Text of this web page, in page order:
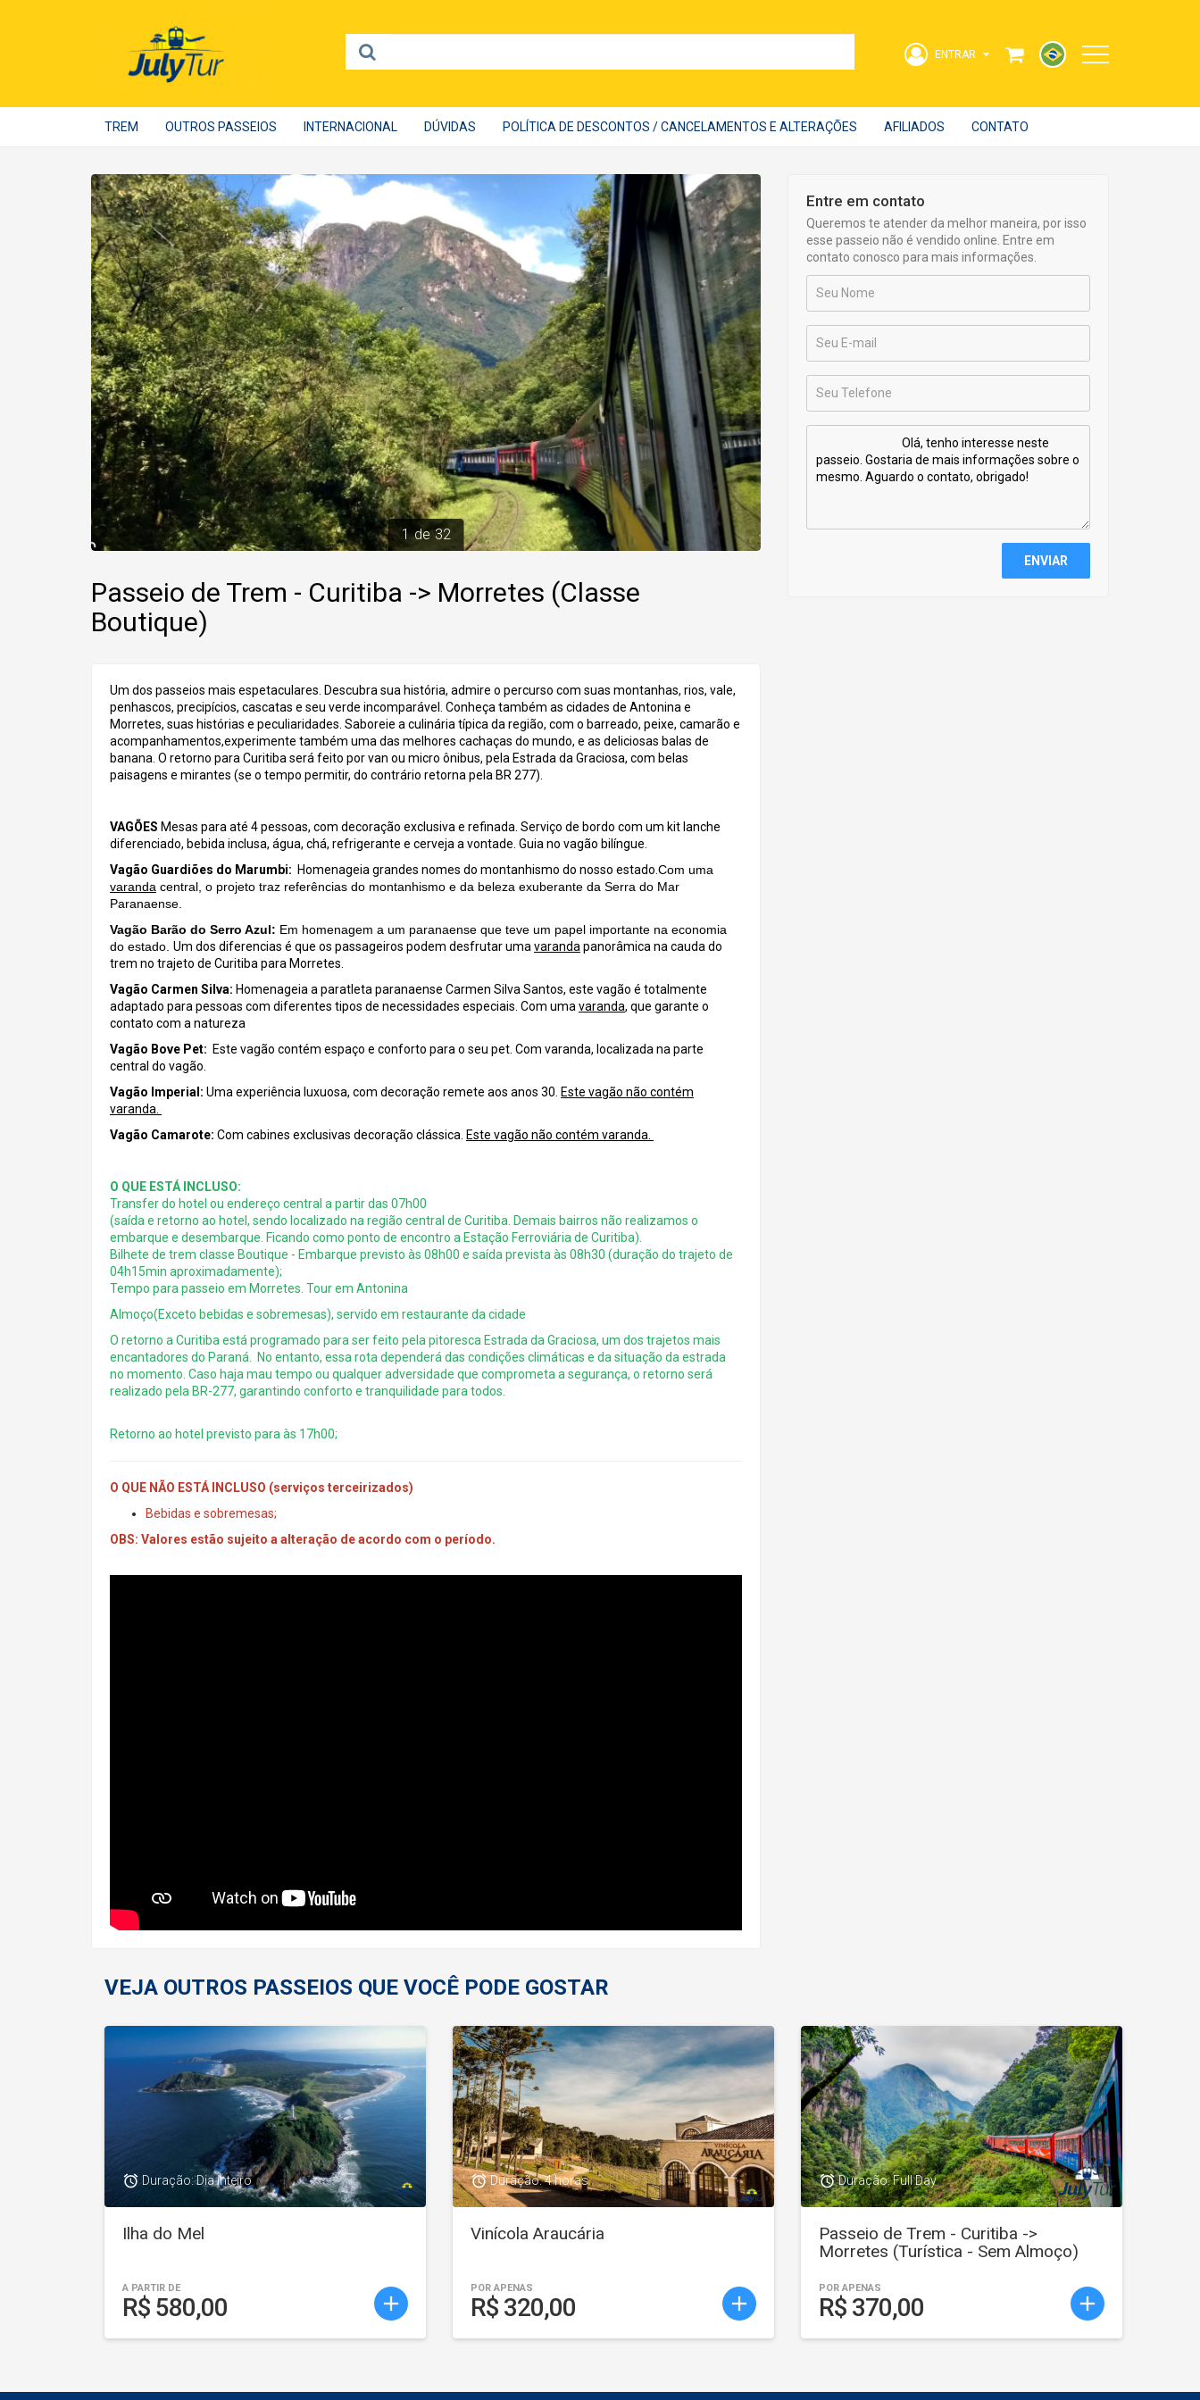
Acesse sua Conta
CPF
E-mail
ENTRAR
TREM OUTROS PASSEIOS INTERNACIONAL DÚVIDAS POLÍTICA DE DESCONTOS / CANCELAMENTOS E ALTERAÇÕES AFILIADOS CONTATO
1 de 32
Passeio de Trem - Curitiba -> Morretes (Classe
Boutique)
Um dos passeios mais espetaculares. Descubra sua história, admire o percurso com suas montanhas, rios, vale,
penhascos, precipícios, cascatas e seu verde incomparável. Conheça também as cidades de Antonina e
Morretes, suas histórias e peculiaridades. Saboreie a culinária típica da região, com o barreado, peixe, camarão e
acompanhamentos,experimente também uma das melhores cachaças do mundo, e as deliciosas balas de
banana. O retorno para Curitiba será feito por van ou micro ônibus, pela Estrada da Graciosa, com belas
paisagens e mirantes (se o tempo permitir, do contrário retorna pela BR 277).
VAGÕES Mesas para até 4 pessoas, com decoração exclusiva e refinada. Serviço de bordo com um kit lanche
diferenciado, bebida inclusa, água, chá, refrigerante e cerveja a vontade. Guia no vagão bilíngue.
Vagão Guardiões do Marumbi: Homenageia grandes nomes do montanhismo do nosso estado. Com uma
varanda central, o projeto traz referências do montanhismo e da beleza exuberante da Serra do Mar
Paranaense.
Vagão Barão do Serro Azul: Em homenagem a um paranaense que teve um papel importante na economia
do estado. Um dos diferencias é que os passageiros podem desfrutar uma varanda panorâmica na cauda do
trem no trajeto de Curitiba para Morretes.
Vagão Carmen Silva: Homenageia a paratleta paranaense Carmen Silva Santos, este vagão é totalmente
adaptado para pessoas com diferentes tipos de necessidades especiais. Com uma varanda, que garante o
contato com a natureza
Vagão Bove Pet: Este vagão contém espaço e conforto para o seu pet. Com varanda, localizada na parte
central do vagão.
Vagão Imperial: Uma experiência luxuosa, com decoração remete aos anos 30. Este vagão não contém
varanda.
Vagão Camarote: Com cabines exclusivas decoração clássica. Este vagão não contém varanda.
O QUE ESTÁ INCLUSO:
Transfer do hotel ou endereço central a partir das 07h00
(saída e retorno ao hotel, sendo localizado na região central de Curitiba. Demais bairros não realizamos o
embarque e desembarque. Ficando como ponto de encontro a Estação Ferroviária de Curitiba).
Bilhete de trem classe Boutique - Embarque previsto às 08h00 e saída prevista às 08h30 (duração do trajeto de
04h15min aproximadamente);
Tempo para passeio em Morretes. Tour em Antonina
Almoço(Exceto bebidas e sobremesas), servido em restaurante da cidade
O retorno a Curitiba está programado para ser feito pela pitoresca Estrada da Graciosa, um dos trajetos mais
encantadores do Paraná. No entanto, essa rota dependerá das condições climáticas e da situação da estrada
no momento. Caso haja mau tempo ou qualquer adversidade que comprometa a segurança, o retorno será
realizado pela BR-277, garantindo conforto e tranquilidade para todos.
Retorno ao hotel previsto para às 17h00;
O QUE NÃO ESTÁ INCLUSO (serviços terceirizados)
Bebidas e sobremesas;
OBS: Valores estão sujeito a alteração de acordo com o período.
Entre em contato
Queremos te atender da melhor maneira, por isso
esse passeio não é vendido online. Entre em
contato conosco para mais informações.
ENVIAR
VEJA OUTROS PASSEIOS QUE VOCÊ PODE GOSTAR
add
access_alarm Duração: Dia inteiro
Ilha do Mel
A PARTIR DE
R$ 580,00 add
access_alarmDuração: 4 horas
Vinícola Araucária
POR APENAS
R$ 320,00 add
access_alarmDuração: Full Day
Passeio de Trem - Curitiba ->
Morretes (Turística - Sem Almoço)
POR APENAS
R$ 370,00